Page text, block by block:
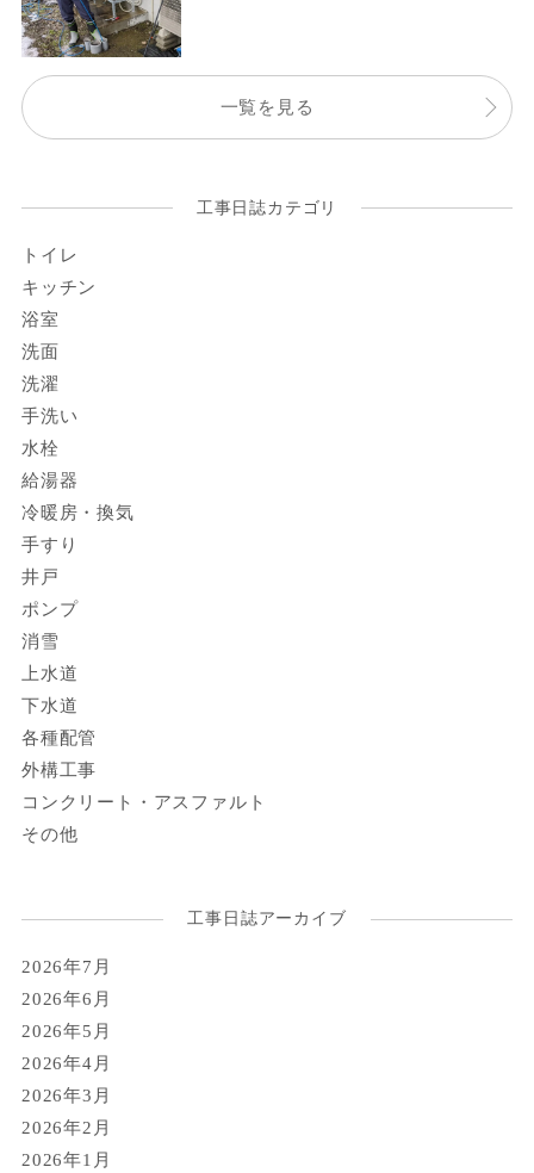
一覧を見る
工事日誌カテゴリ
トイレ
キッチン
浴室
洗面
洗濯
手洗い
水栓
給湯器
冷暖房・換気
手すり
井戸
ポンプ
消雪
上水道
下水道
各種配管
外構工事
コンクリート・アスファルト
その他
工事日誌アーカイブ
2026年7月
2026年6月
2026年5月
2026年4月
2026年3月
2026年2月
2026年1月